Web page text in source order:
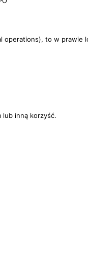
operations), to w prawie
lub inną korzyść.